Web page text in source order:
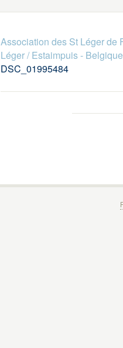
Association des St Léger de
Léger / Estaimpuis -
DSC_01995484